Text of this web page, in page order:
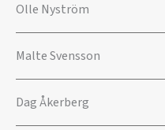
Olle Nyström
Malte Svensson
Dag Åkerberg